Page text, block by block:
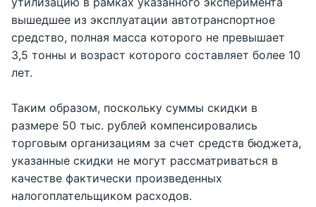
вышедшее из эксплуатации автотранспортное
средство, полная масса которого не превышает
3,5 тонны и возраст которого составляет более 10
лет.
Таким образом, поскольку суммы скидки в
размере 50 тыс. рублей компенсировались
торговым организациям за счет средств бюджета,
указанные скидки не могут рассматриваться в
качестве фактически произведенных
налогоплательщиком расходов.